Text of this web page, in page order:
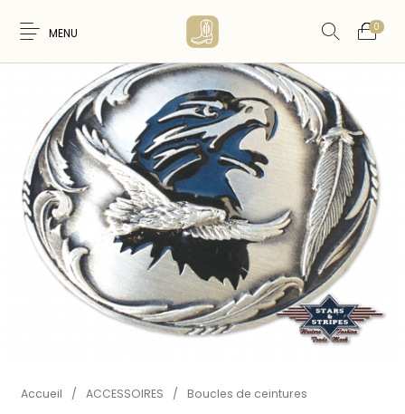
MENU 0
Nouveaux
Produits
FEMME HOMME
WESTERN &
COUNTRY
ARTISANAT
AMERINDIEN
ACCESSOIRES CEINTURES CARTES CADEAUX
Accueil / ACCESSOIRES / Boucles de ceintures